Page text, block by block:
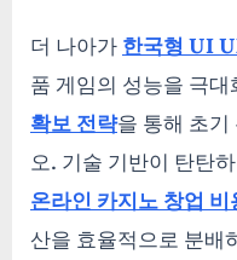
더 나아가 한국형 UI
품 게임의 성능을 극대
확보 전략을 통해 초기
오. 기술 기반이 탄탄
온라인 카지노 창업
산을 효율적으로 분배